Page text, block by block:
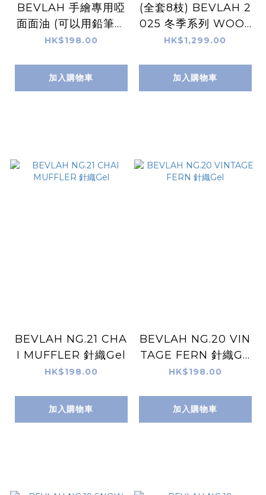
BEVLAH 手繪專用啞
面面油 (可以用鉛筆、
木顏色筆、原子筆、馬
HK$198.00
加入購物車
(全套8枝) BEVLAH 2
025 冬季系列 WOOL
Y 針織Gel Set
HK$1,299.00
加入購物車
BEVLAH NG.21 CHA
I MUFFLER 針織Gel
HK$198.00
加入購物車
BEVLAH NG.20 VIN
TAGE FERN 針織Ge
l
HK$198.00
加入購物車